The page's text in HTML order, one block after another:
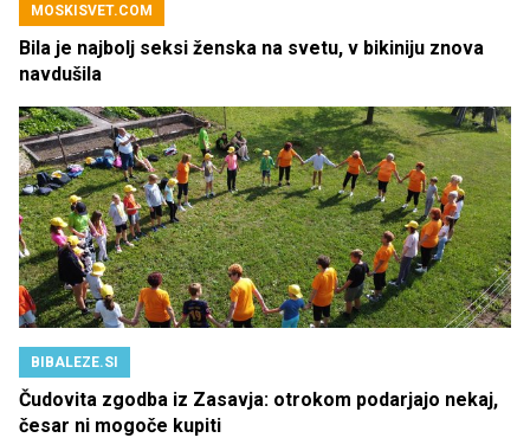
MOSKISVET.COM
Bila je najbolj seksi ženska na svetu, v bikiniju znova
navdušila
BIBALEZE.SI
Čudovita zgodba iz Zasavja: otrokom podarjajo nekaj,
česar ni mogoče kupiti